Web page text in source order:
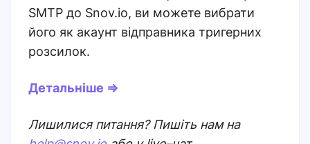
SMTP до Snov.io, ви можете вибрати
його як акаунт відправника тригерних
розсилок.
Детальніше ⇒
Лишилися питання? Пишіть нам на